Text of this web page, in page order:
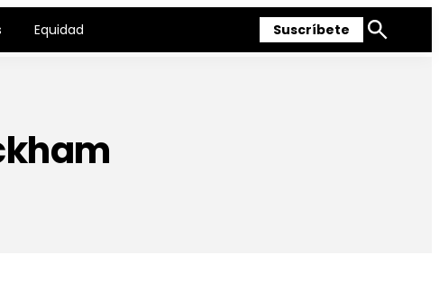
Equidad Suscríbete
Mostrar